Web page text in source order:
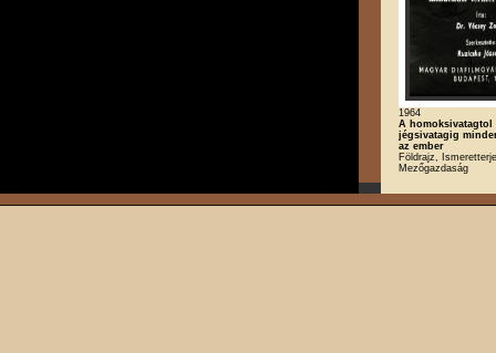
1964
A homoksivatagtol
jégsivatagig
az ember
Földrajz,
Mezőgazdaság